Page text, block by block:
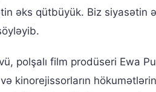
əks qütbüyük. Biz siyasətin
polşalı film prodüseri Ewa
kinorejissorların